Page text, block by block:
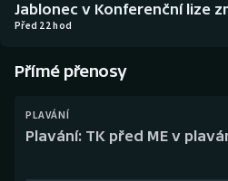
Boby a skeleton
Box
Curling
AZ kvíz
Jablonec v Konferenční lize
Před 22 hod
Přímé přenosy
PLAVÁNÍ
Plavání: TK před ME v